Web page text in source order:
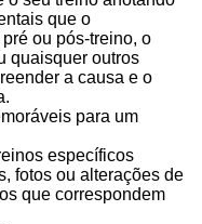
que o
ou pós-treino, o
quaisquer outros
a causa e o
para um
específicos
fotos ou alterações de
que correspondem